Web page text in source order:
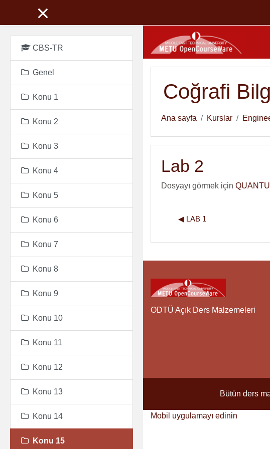
Coğrafi
Ana sayfa Kurslar
Lab 2
Dosyayı görmek için
◀︎ LAB 1
CBS-TR
Genel
Konu 1
Konu 2
Konu 3
Konu 4
Konu 5
Konu 6
Konu 7
Konu 8
Konu 9
Konu 10
Konu 11
Konu 12
Konu 13
Konu 14
Konu 15
ODTÜ Açık Ders Malzemeleri
Bütün ders
Mobil uygulamayı edinin